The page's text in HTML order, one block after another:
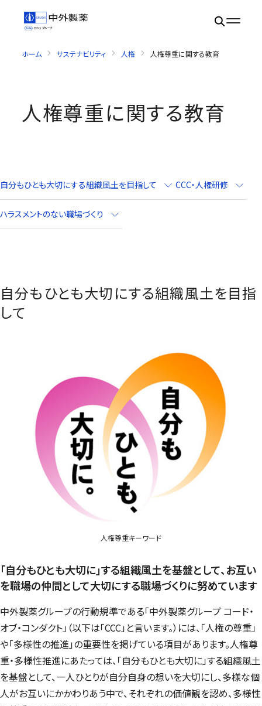
ホーム サステナビリティ 人権 人権尊重に関する教育
人権尊重に関する教育
自分もひとも大切にする組織風土を目指して CCC・人権研修
ハラスメントのない職場づくり
自分もひとも大切にする組織風土を目指
して
人権尊重キーワード
「自分もひとも大切に」する組織風土を基盤として、お互い
を職場の仲間として大切にする職場づくりに努めています
中外製薬グループの行動規準である「中外製薬グループ コード・
オブ・コンダクト」（以下は「CCC」と言います。）には、「人権の尊重」
や「多様性の推進」の重要性を掲げている項目があります。人権尊
重・多様性推進にあたっては、「自分もひとも大切に」する組織風土
を基盤として、一人ひとりが自分自身の想いを大切にし、多様な個
人がお互いにかかわりあう中で、それぞれの価値観を認め、多様性